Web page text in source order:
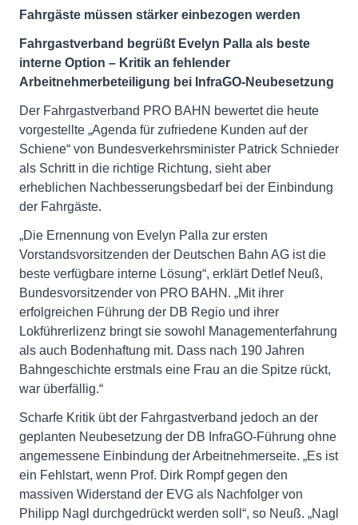
Fahrgäste müssen stärker einbezogen werden
Fahrgastverband begrüßt Evelyn Palla als beste
interne Option – Kritik an fehlender
Arbeitnehmerbeteiligung bei InfraGO-Neubesetzung
Der Fahrgastverband PRO BAHN bewertet die heute
vorgestellte „Agenda für zufriedene Kunden auf der
Schiene“ von Bundesverkehrsminister Patrick Schnieder
als Schritt in die richtige Richtung, sieht aber
erheblichen Nachbesserungsbedarf bei der Einbindung
der Fahrgäste.
„Die Ernennung von Evelyn Palla zur ersten
Vorstandsvorsitzenden der Deutschen Bahn AG ist die
beste verfügbare interne Lösung“, erklärt Detlef Neuß,
Bundesvorsitzender von PRO BAHN. „Mit ihrer
erfolgreichen Führung der DB Regio und ihrer
Lokführerlizenz bringt sie sowohl Managementerfahrung
als auch Bodenhaftung mit. Dass nach 190 Jahren
Bahngeschichte erstmals eine Frau an die Spitze rückt,
war überfällig.“
Scharfe Kritik übt der Fahrgastverband jedoch an der
geplanten Neubesetzung der DB InfraGO-Führung ohne
angemessene Einbindung der Arbeitnehmerseite. „Es ist
ein Fehlstart, wenn Prof. Dirk Rompf gegen den
massiven Widerstand der EVG als Nachfolger von
Philipp Nagl durchgedrückt werden soll“, so Neuß. „Nagl